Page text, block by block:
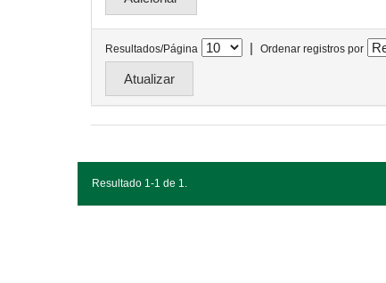
Resultados/Página | Ordenar registros por
Resultado 1-1 de 1.